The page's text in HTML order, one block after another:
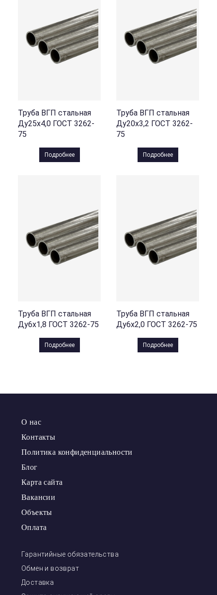
Труба ВГП стальная
Ду25х4,0 ГОСТ 3262-
75
Подробнее
Труба ВГП стальная
Ду20х3,2 ГОСТ 3262-
75
Подробнее
Труба ВГП стальная
Ду6х1,8 ГОСТ 3262-75
Подробнее
Труба ВГП стальная
Ду6х2,0 ГОСТ 3262-75
Подробнее
О нас
Контакты
Политика конфиденциальности
Блог
Карта сайта
Вакансии
Объекты
Оплата
Гарантийные обязательства
Обмен и возврат
Доставка